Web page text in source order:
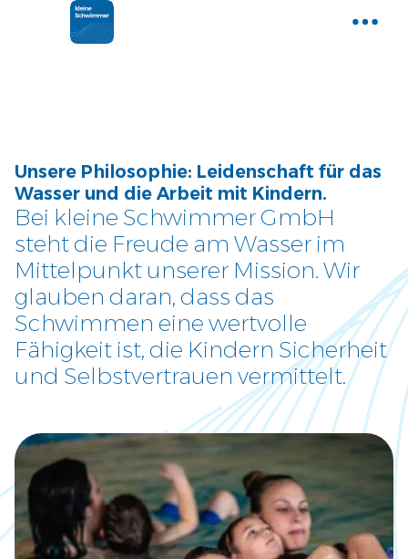
Aktuelle News
Neues und Tipps aus der Welt der
kleinen Schwimmer
Kurse
Entdecke unser Kursangebot
Über uns
Tauche ein und lerne uns
kennen
Kalender
Was, wann, wo inklusive direkter
Anmeldemöglichkeit
Jobs
Eine neue Challenge gesucht?
Unsere Philosophie: Leidenschaft für das
Wasser und die Arbeit mit Kindern.
Bei kleine Schwimmer GmbH
steht die Freude am Wasser im
Mittelpunkt unserer Mission. Wir
glauben daran, dass das
Schwimmen eine wertvolle
Fähigkeit ist, die Kindern Sicherheit
und Selbstvertrauen vermittelt.